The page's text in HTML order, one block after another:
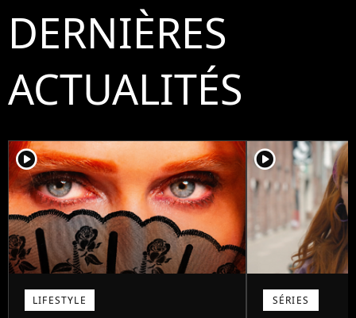
DERNIÈRES
ACTUALITÉS
player2
LIFESTYLE
player2
SÉRIES